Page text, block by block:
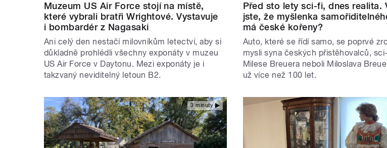
Muzeum US Air Force stojí na místě,
které vybrali bratři Wrightové. Vystavuje
i bombardér z Nagasaki
Ani celý den nestačí milovníkům letectví, aby si
důkladně prohlédli všechny exponáty v muzeu
US Air Force v Daytonu. Mezi exponáty je i
takzvaný neviditelný letoun B2.
Před sto lety sci-fi, dnes realita.
jste, že myšlenka
má české kořeny?
Auto, které se řídí samo, se poprvé
mysli syna českých přistěhovalců,
Milese Breuera neboli Miloslava
už více než 100 let.
3 minuty